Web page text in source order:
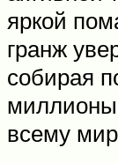
яркой
гранж
собирая
миллионы
всему